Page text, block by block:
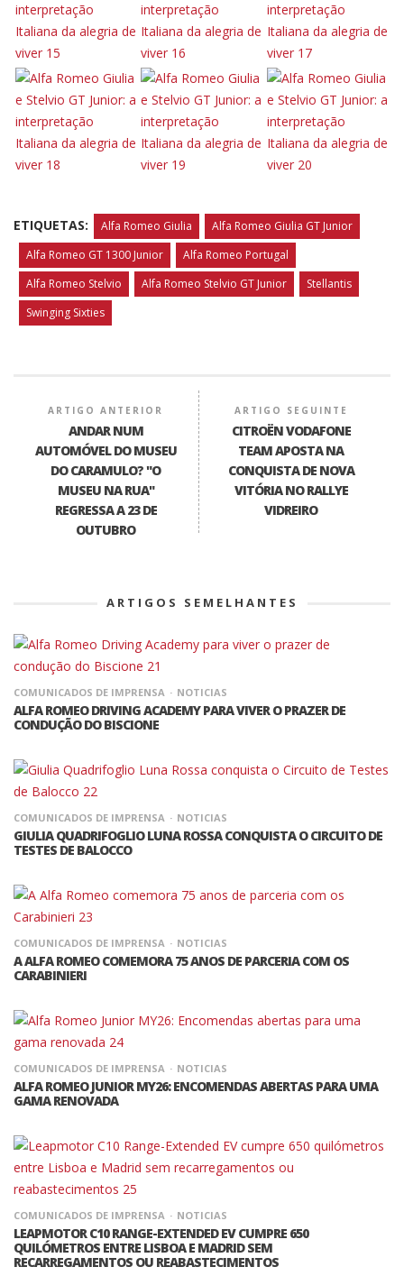
ETIQUETAS: Alfa Romeo Giulia
Alfa Romeo Giulia GT Junior
Alfa Romeo GT 1300 Junior
Alfa Romeo Portugal
Alfa Romeo Stelvio
Alfa Romeo Stelvio GT Junior
Stellantis
Swinging Sixties
ARTIGO ANTERIOR
ANDAR NUM
AUTOMÓVEL DO MUSEU
DO CARAMULO? "O
MUSEU NA RUA"
REGRESSA A 23 DE
OUTUBRO
ARTIGO SEGUINTE
CITROËN VODAFONE
TEAM APOSTA NA
CONQUISTA DE NOVA
VITÓRIA NO RALLYE
VIDREIRO
ARTIGOS SEMELHANTES
COMUNICADOS DE IMPRENSA NOTICIAS
ALFA ROMEO DRIVING ACADEMY PARA VIVER O PRAZER DE
CONDUÇÃO DO BISCIONE
COMUNICADOS DE IMPRENSA NOTICIAS
GIULIA QUADRIFOGLIO LUNA ROSSA CONQUISTA O CIRCUITO DE
TESTES DE BALOCCO
COMUNICADOS DE IMPRENSA NOTICIAS
A ALFA ROMEO COMEMORA 75 ANOS DE PARCERIA COM OS
CARABINIERI
COMUNICADOS DE IMPRENSA NOTICIAS
ALFA ROMEO JUNIOR MY26: ENCOMENDAS ABERTAS PARA UMA
GAMA RENOVADA
COMUNICADOS DE IMPRENSA NOTICIAS
LEAPMOTOR C10 RANGE-EXTENDED EV CUMPRE 650
QUILÓMETROS ENTRE LISBOA E MADRID SEM
RECARREGAMENTOS OU REABASTECIMENTOS